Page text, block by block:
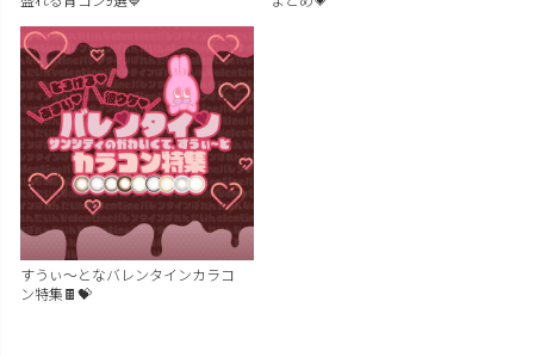
すうぃ～となバレンタインカラコ
ン特集🍫💝